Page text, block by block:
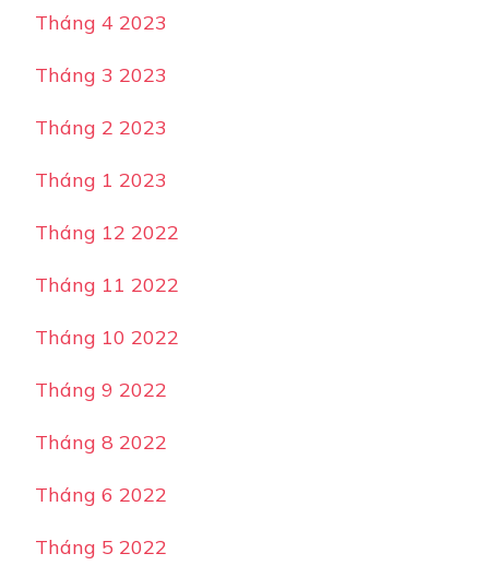
Tháng 4 2023
Tháng 3 2023
Tháng 2 2023
Tháng 1 2023
Tháng 12 2022
Tháng 11 2022
Tháng 10 2022
Tháng 9 2022
Tháng 8 2022
Tháng 6 2022
Tháng 5 2022